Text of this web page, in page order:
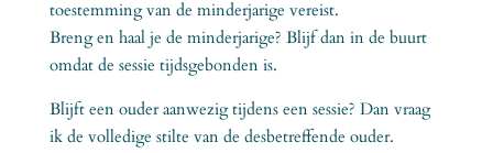
toestemming van de minderjarige vereist.
Breng en haal je de minderjarige? Blijf dan in de buurt
omdat de sessie tijdsgebonden is.
Blijft een ouder aanwezig tijdens een sessie? Dan vraag
ik de volledige stilte van de desbetreffende ouder.